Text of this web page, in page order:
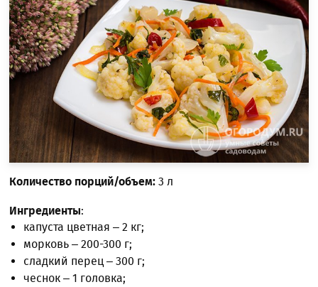
Количество порций/объем:3 л
Ингредиенты:
капуста цветная – 2 кг;
морковь – 200-300 г;
сладкий перец – 300 г;
чеснок – 1 головка;